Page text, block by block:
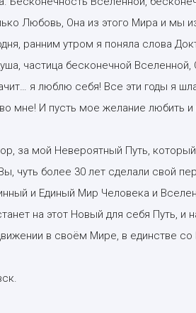
Любовь, Она из этого Мира и мы
ранним утром я поняла слова
частица бесконечной Вселенной,
я люблю себя! Все эти годы я
мне! И пусть мое желание любить
за мой Невероятный Путь,
чуть более 30 лет сделали свой
и Единый Мир Человека и
на этот Новый для себя Путь, и
в своём Мире, в единстве со